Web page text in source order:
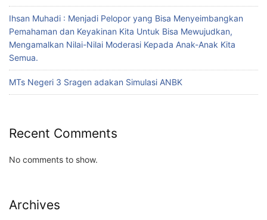
Ihsan Muhadi : Menjadi Pelopor yang Bisa Menyeimbangkan
Pemahaman dan Keyakinan Kita Untuk Bisa Mewujudkan,
Mengamalkan Nilai-Nilai Moderasi Kepada Anak-Anak Kita
Semua.
MTs Negeri 3 Sragen adakan Simulasi ANBK
Recent Comments
No comments to show.
Archives